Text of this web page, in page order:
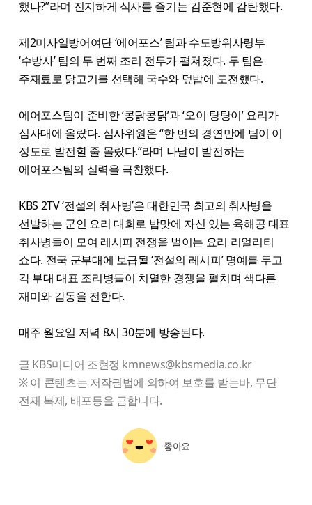
했나?”라며 진지하게 식사를 즐기는 김준현에 감탄했다.
제2미사일방어여단 ‘에어포스’ 팀과 수도방위사령부
‘수방사’ 팀의 두 번째 조리 전투가 펼쳐졌다. 두 팀은
주재료로 닭고기를 선택해 국수와 덮밥에 도전했다.
에어포스팀이 준비한 ‘콩닭콩닭’과 ‘오이 탕탕이’ 요리가
심사대에 올랐다. 심사위원은 “한 번의 경연만에 팀이 이
정도로 발전할 줄 몰랐다.”라며 나날이 발전하는
에어포스팀의 실력을 극찬했다.
KBS 2TV ‘전설의 취사병’은 대한민국 최고의 취사병을
선발하는 군인 요리 대회로 밥맛에 자신 있는 육해공 대표
취사병들이 모여 레시피 전쟁을 벌이는 요리 리얼리티
쇼다. 전국 군부대에 보급될 ‘전설의 레시피’ 명예를 두고
각 부대 대표 조리병들이 치열한 경쟁을 펼치며 색다른
재미와 감동을 전한다.
매주 월요일 저녁 8시 30분에 방송된다.
글 KBS미디어 조현정 kmnews@kbsmedia.co.kr
※ 이 콘텐츠는 저작권법에 의하여 보호를 받는바, 무단
전재 복제, 배포등을 금합니다.
좋아요